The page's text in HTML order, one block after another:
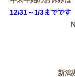
12/31～1/3までです
新潟